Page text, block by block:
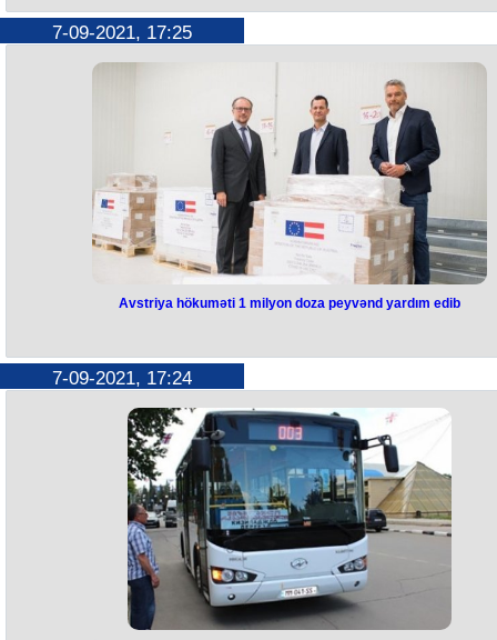
7-09-2021, 17:25
Avstriya hökuməti 1 milyon doza peyvənd yardım edib
7-09-2021, 17:24